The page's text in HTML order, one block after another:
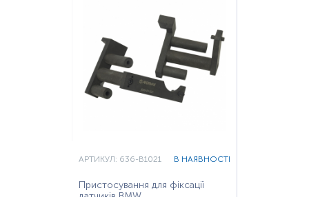
АРТИКУЛ: 636-B1021 В НАЯВНОСТІ
Пристосування для фіксації